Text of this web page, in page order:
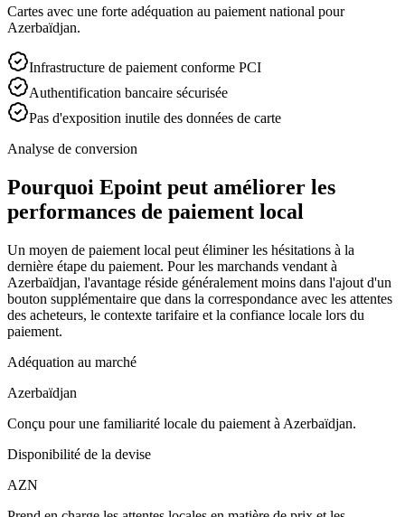
Cartes avec une forte adéquation au paiement national pour
Azerbaïdjan.
Infrastructure de paiement conforme PCI
Authentification bancaire sécurisée
Pas d'exposition inutile des données de carte
Analyse de conversion
Pourquoi Epoint peut améliorer les
performances de paiement local
Un moyen de paiement local peut éliminer les hésitations à la
dernière étape du paiement. Pour les marchands vendant à
Azerbaïdjan, l'avantage réside généralement moins dans l'ajout d'un
bouton supplémentaire que dans la correspondance avec les attentes
des acheteurs, le contexte tarifaire et la confiance locale lors du
paiement.
Adéquation au marché
Azerbaïdjan
Conçu pour une familiarité locale du paiement à Azerbaïdjan.
Disponibilité de la devise
AZN